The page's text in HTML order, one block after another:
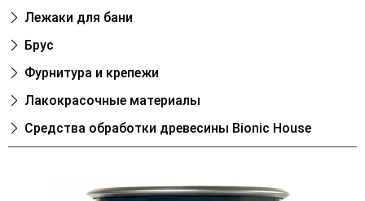
Лежаки для бани
Брус
Фурнитура и крепежи
Лакокрасочные материалы
Cредства обработки древесины Bionic House